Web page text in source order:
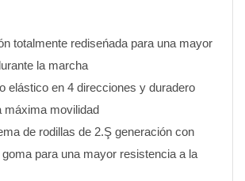
totalmente rediseńada para una mayor
la marcha
elástico en 4 direcciones y duradero
máxima movilidad
de rodillas de 2.Ş generación con
para una mayor resistencia a la